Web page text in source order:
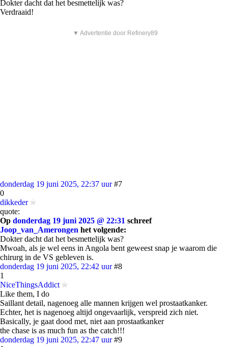
Dokter dacht dat het besmettelijk was?
Verdraaid!
▼ Advertentie door Refinery89
donderdag 19 juni 2025, 22:37 uur #7
0
dikkeder
quote:
Op donderdag 19 juni 2025 @ 22:31 schreef
Joop_van_Amerongen het volgende:
Dokter dacht dat het besmettelijk was?
Mwoah, als je wel eens in Angola bent geweest snap je waarom die
chirurg in de VS gebleven is.
donderdag 19 juni 2025, 22:42 uur #8
1
NiceThingsAddict
Like them, I do
Saillant detail, nagenoeg alle mannen krijgen wel prostaatkanker.
Echter, het is nagenoeg altijd ongevaarlijk, verspreid zich niet.
Basically, je gaat dood met, niet aan prostaatkanker
the chase is as much fun as the catch!!!
donderdag 19 juni 2025, 22:47 uur #9